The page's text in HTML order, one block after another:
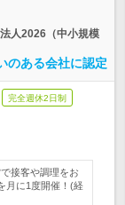
人2026（中小規模
のある会社に認定
完全週休2日制
接客や調理をお
月に1度開催！(経